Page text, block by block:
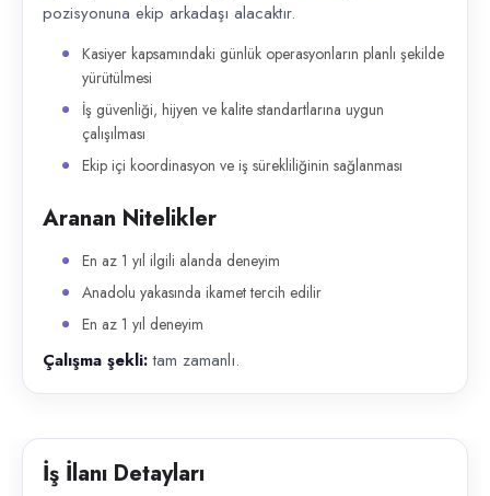
pozisyonuna ekip arkadaşı alacaktır.
Kasiyer kapsamındaki günlük operasyonların planlı şekilde
yürütülmesi
İş güvenliği, hijyen ve kalite standartlarına uygun
çalışılması
Ekip içi koordinasyon ve iş sürekliliğinin sağlanması
Aranan Nitelikler
En az 1 yıl ilgili alanda deneyim
Anadolu yakasında ikamet tercih edilir
En az 1 yıl deneyim
Çalışma şekli:tam zamanlı.
İş İlanı Detayları